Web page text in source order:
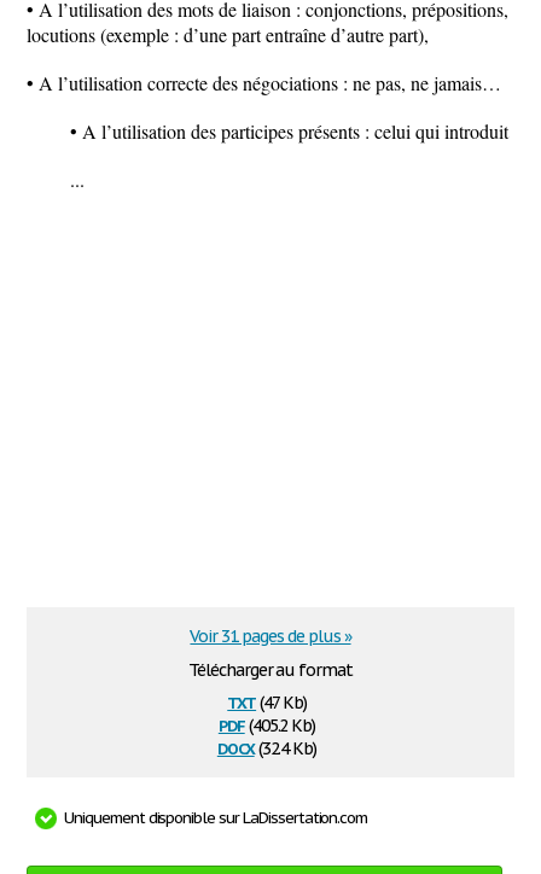
• A l’utilisation des mots de liaison : conjonctions, prépositions,
locutions (exemple : d’une part entraîne d’autre part),
• A l’utilisation correcte des négociations : ne pas, ne jamais…
• A l’utilisation des participes présents : celui qui introduit
...
Télécharger au format
txt(47 Kb)
pdf(405.2 Kb)
docx(32.4 Kb)
Voir 31 pages de plus »
Uniquement disponible sur LaDissertation.com